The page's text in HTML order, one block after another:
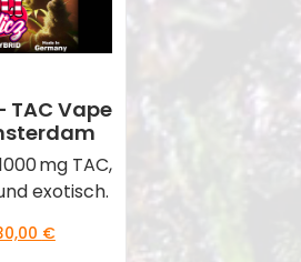
TAC Vape
mg TAC,
exotisch.
€Aktueller